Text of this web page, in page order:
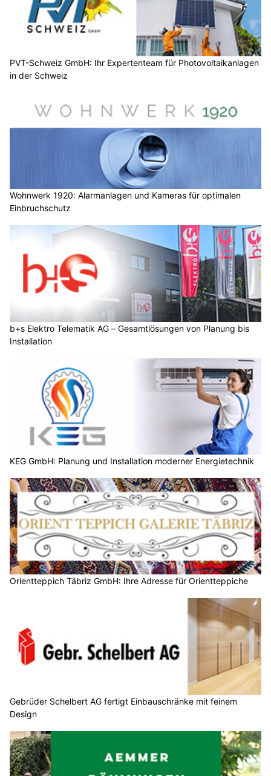
PVT-Schweiz GmbH: Ihr Expertenteam für Photovoltaikanlagen
in der Schweiz
Wohnwerk 1920: Alarmanlagen und Kameras für optimalen
Einbruchschutz
b+s Elektro Telematik AG – Gesamtlösungen von Planung bis
Installation
KEG GmbH: Planung und Installation moderner Energietechnik
Orientteppich Täbriz GmbH: Ihre Adresse für Orientteppiche
Gebrüder Schelbert AG fertigt Einbauschränke mit feinem
Design